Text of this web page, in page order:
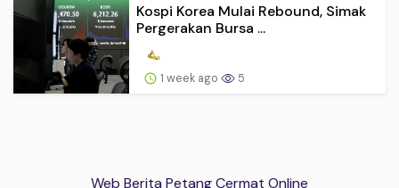
Kospi Korea Mulai Rebound, Simak
Pergerakan Bursa ...
1 week ago 5
Web Berita Petang Cermat Online